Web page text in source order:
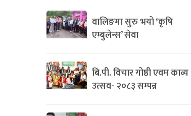
वालिङमा सुरु भयो ‘कृषि
एम्बुलेन्स’ सेवा
बि.पी. विचार गोष्ठी एवम काव्य
उत्सव- २०८३ सम्पन्न